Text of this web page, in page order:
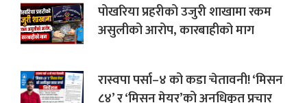
पोखरिया प्रहरीको उजुरी शाखामा रकम
असुलीको आरोप, कारबाहीको माग
रास्वपा पर्सा–४ को कडा चेतावनी! ‘मिसन
८४’ र ‘मिसन मेयर’को अनधिकृत प्रचार